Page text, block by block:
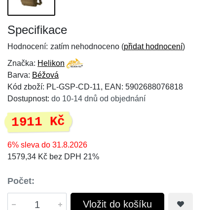
Specifikace
Hodnocení: zatím nehodnoceno (přidat hodnocení)
Značka: Helikon
Barva: Béžová
Kód zboží: PL-GSP-CD-11, EAN: 5902688076818
Dostupnost: do 10-14 dnů od objednání
1911 Kč
6% sleva do 31.8.2026
1579,34 Kč bez DPH 21%
Počet:
Vložit do košíku